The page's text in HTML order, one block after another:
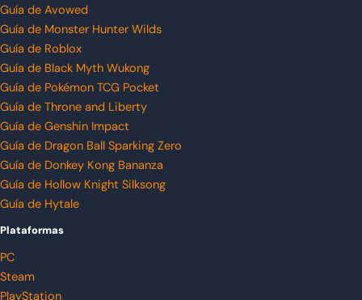
Guía de Avowed
Guía de Monster Hunter Wilds
Guía de Roblox
Guía de Black Myth Wukong
Guía de Pokémon TCG Pocket
Guía de Throne and Liberty
Guía de Genshin Impact
Guía de Dragon Ball Sparking Zero
Guía de Donkey Kong Bananza
Guía de Hollow Knight Silksong
Guía de Hytale
Plataformas
PC
Steam
PlayStation